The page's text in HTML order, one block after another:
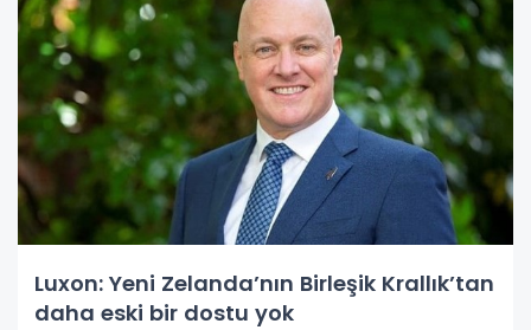
Luxon: Yeni Zelanda’nın Birleşik Krallık’tan
daha eski bir dostu yok